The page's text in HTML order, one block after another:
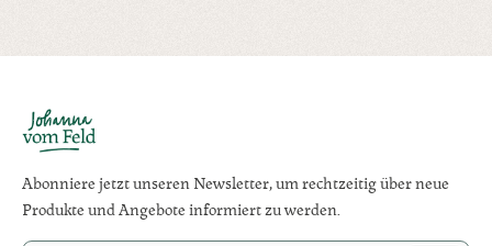
Abonniere jetzt unseren Newsletter, um rechtzeitig über neue
Produkte und Angebote informiert zu werden.